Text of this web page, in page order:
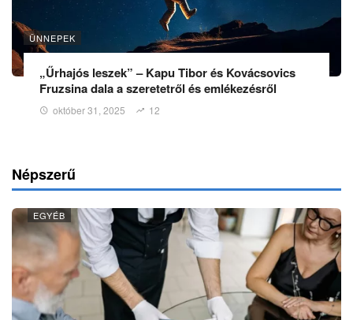
ÜNNEPEK
„Űrhajós leszek” – Kapu Tibor és Kovácsovics
Fruzsina dala a szeretetről és emlékezésről
október 31, 2025 12
Népszerű
EGYÉB